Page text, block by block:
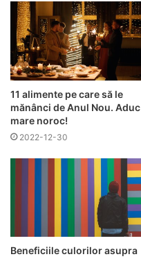
11 alimente pe care să le
mănânci de Anul Nou. Aduc
mare noroc!
2022-12-30
Beneficiile culorilor asupra